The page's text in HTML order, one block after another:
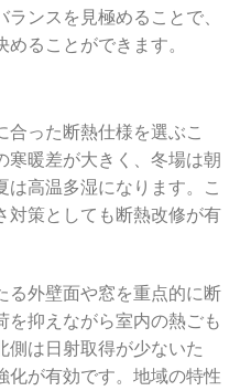
ンスを見極めることで、
ることができます。
った断熱仕様を選ぶこ
寒暖差が大きく、冬場は朝
高温多湿になります。こ
対策としても断熱改修が有
る外壁面や窓を重点的に断
を抑えながら室内の熱ごも
側は日射取得が少ないた
化が有効です。地域の特性